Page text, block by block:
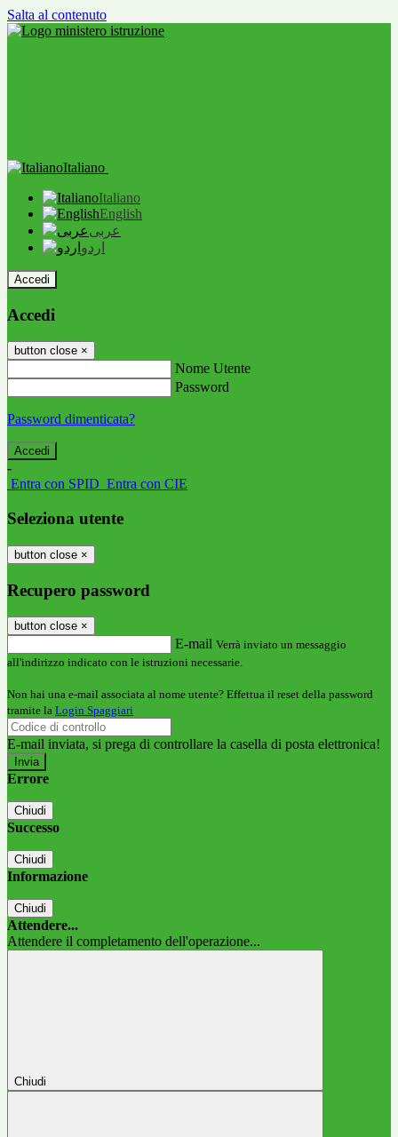
Salta al contenuto
Italiano
Italiano
English
عربى
اردو
Accedi
Accedi
button close ×
Nome Utente
Password
Password dimenticata?
-
Entra con SPID Entra con CIE
Seleziona utente
button close ×
Recupero password
button close ×
E-mail Verrà inviato un messaggio
all'indirizzo indicato con le istruzioni necessarie.
Non hai una e-mail associata al nome utente? Effettua il reset della password
tramite la Login Spaggiari
E-mail inviata, si prega di controllare la casella di posta elettronica!
Errore
Chiudi
Successo
Chiudi
Informazione
Chiudi
Attendere...
Attendere il completamento dell'operazione...
Chiudi